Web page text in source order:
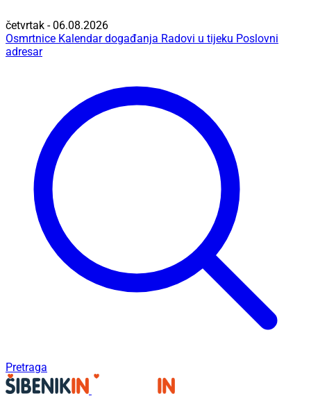
četvrtak - 06.08.2026
Osmrtnice Kalendar događanja Radovi u tijeku Poslovni
adresar
Pretraga